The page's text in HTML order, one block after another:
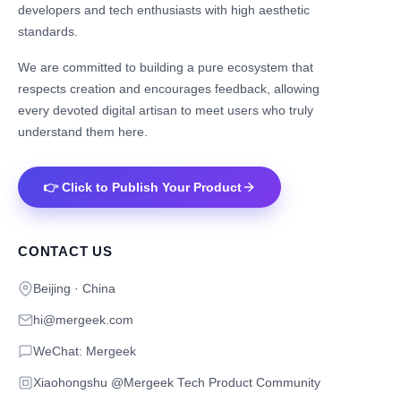
developers and tech enthusiasts with high aesthetic
standards.
We are committed to building a pure ecosystem that
respects creation and encourages feedback, allowing
every devoted digital artisan to meet users who truly
understand them here.
👉 Click to Publish Your Product
CONTACT US
Beijing · China
hi@mergeek.com
WeChat: Mergeek
Xiaohongshu @Mergeek Tech Product Community